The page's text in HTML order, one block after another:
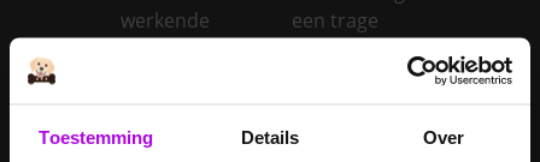
Toestemming Details Over
werkende
een trage
Inentingen hond
Is een kerstboom
honden?